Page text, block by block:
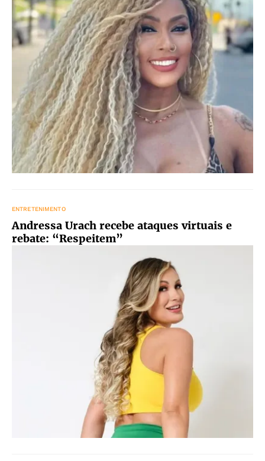
ENTRETENIMENTO
Andressa Urach recebe ataques virtuais e
rebate: “Respeitem”